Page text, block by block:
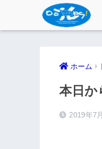
ホーム
本日か
2019年7